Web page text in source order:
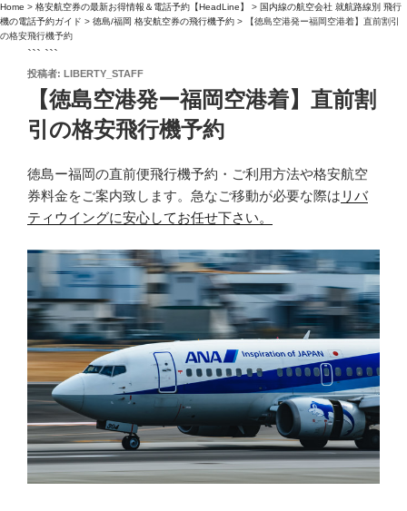
Home > 格安航空券の最新お得情報＆電話予約【HeadLine】 > 国内線の航空会社 就航路線別 飛行
機の電話予約ガイド > 徳島/福岡 格安航空券の飛行機予約 >
【徳島空港発ー福岡空港着】直前割引
の格安飛行機予約
``` ```
投
投稿者: LIBERTY_STAFF
【徳島空港発ー福岡空港着】直前割
引の格安飛行機予約
徳島ー福岡の直前便飛行機予約・ご利用方法や格安航空
券料金をご案内致します。急なご移動が必要な際は リバ
ティウイングに安心してお任せ下さい。